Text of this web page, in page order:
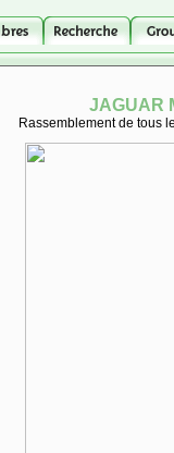
JAGUAR
Rassemblement de tous